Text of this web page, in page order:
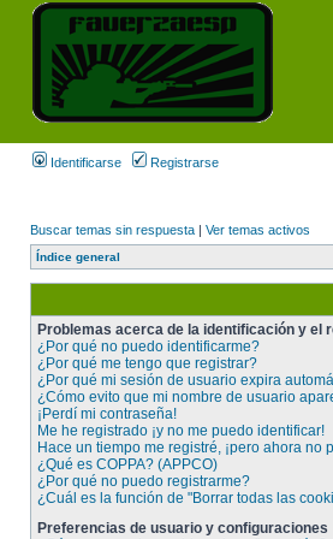
Identificarse Registrarse
Buscar temas sin respuesta | Ver temas activos
Índice general
Problemas acerca de la identificación y el
¿Por qué no puedo identificarme?
¿Por qué me tengo que registrar?
¿Por qué mi sesión de usuario expira
¿Cómo evito que mi nombre de usuario
¡Perdí mi contraseña!
Me he registrado ¡y no me puedo identificar!
Hace un tiempo me registré, ¡pero ahora no
¿Qué es COPPA? (APPCO)
¿Por qué no puedo registrarme?
¿Cuál es la función de "Borrar todas las
Preferencias de usuario y configuraciones